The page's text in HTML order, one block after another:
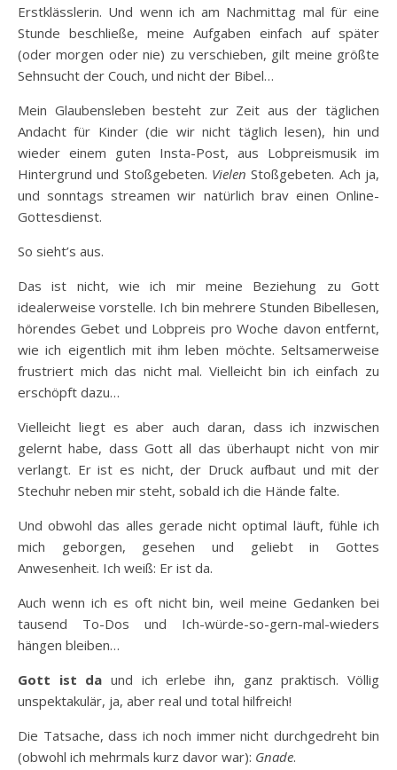
Erstklässlerin. Und wenn ich am Nachmittag mal für eine
Stunde beschließe, meine Aufgaben einfach auf später
(oder morgen oder nie) zu verschieben, gilt meine größte
Sehnsucht der Couch, und nicht der Bibel…
Mein Glaubensleben besteht zur Zeit aus der täglichen
Andacht für Kinder (die wir nicht täglich lesen), hin und
wieder einem guten Insta-Post, aus Lobpreismusik im
Hintergrund und Stoßgebeten. Vielen Stoßgebeten. Ach ja,
und sonntags streamen wir natürlich brav einen Online-
Gottesdienst.
So sieht’s aus.
Das ist nicht, wie ich mir meine Beziehung zu Gott
idealerweise vorstelle. Ich bin mehrere Stunden Bibellesen,
hörendes Gebet und Lobpreis pro Woche davon entfernt,
wie ich eigentlich mit ihm leben möchte. Seltsamerweise
frustriert mich das nicht mal. Vielleicht bin ich einfach zu
erschöpft dazu…
Vielleicht liegt es aber auch daran, dass ich inzwischen
gelernt habe, dass Gott all das überhaupt nicht von mir
verlangt. Er ist es nicht, der Druck aufbaut und mit der
Stechuhr neben mir steht, sobald ich die Hände falte.
Und obwohl das alles gerade nicht optimal läuft, fühle ich
mich geborgen, gesehen und geliebt in Gottes
Anwesenheit. Ich weiß: Er ist da.
Auch wenn ich es oft nicht bin, weil meine Gedanken bei
tausend To-Dos und Ich-würde-so-gern-mal-wieders
hängen bleiben…
Gott ist da und ich erlebe ihn, ganz praktisch. Völlig
unspektakulär, ja, aber real und total hilfreich!
Die Tatsache, dass ich noch immer nicht durchgedreht bin
(obwohl ich mehrmals kurz davor war): Gnade.